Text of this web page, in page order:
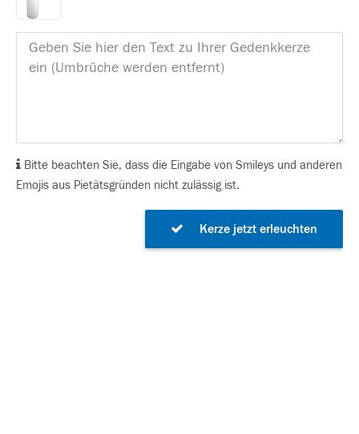
Bitte beachten Sie, dass die Eingabe von Smileys und anderen
Emojis aus Pietätsgründen nicht zulässig ist.
Kerze jetzt erleuchten